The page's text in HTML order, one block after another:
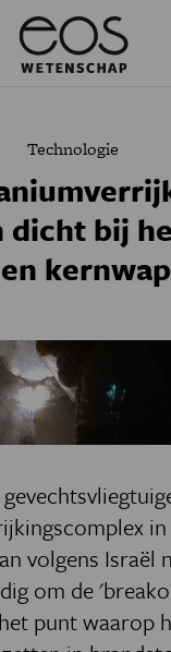
Technologie
dicht bij
volgens Israël
om de
punt waarop